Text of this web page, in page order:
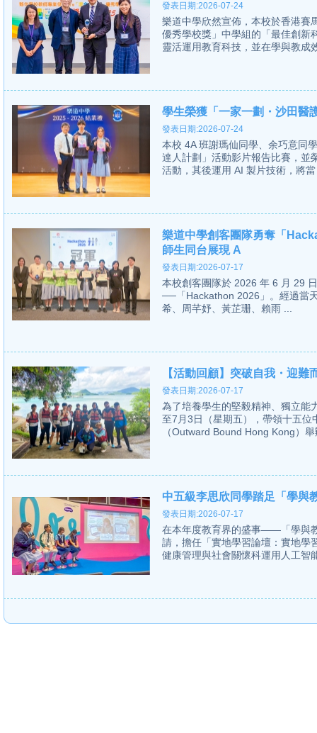
發表日期:2026-07-24
樂道中學欣然宣佈，本校於香港賽
優秀學校獎」中學組的「最佳創新
靈活運用教育科技，並在學與教成
學生榮獲「一家一劃・沙田醫
發表日期:2026-07-24
本校 4A 班謝瑪仙同學、余巧意同
達人計劃」活動影片報告比賽，並
活動，其後運用 AI 製片技術，將
樂道中學創客團隊勇奪「
師生同台展現 A
發表日期:2026-07-17
本校創客團隊於 2026 年 6 月 29
──「Hackathon 2026」。經過當
希、周芊妤、黃芷珊、賴雨 ...
【活動回顧】突破自我・迎
發表日期:2026-07-17
為了培養學生的堅毅精神、獨立能
至7月3日（星期五），帶領十五
（Outward Bound Hong Kong）
中五級李思欣同學踏足「學與
發表日期:2026-07-17
在本年度教育界的盛事——「學與
請，擔任「實地學習論壇：實地學
健康管理與社會關懷科運用人工智